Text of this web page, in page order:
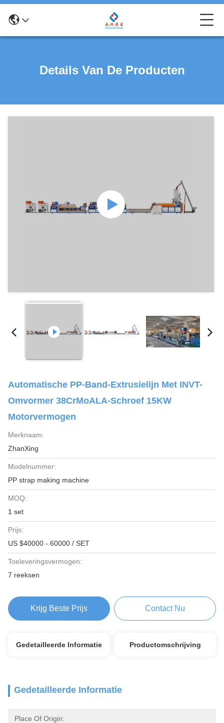
Details Van De Producten
Automatische PP-Band-Extrusielijn Met INVT-
Omvormer 38CrMoALA-Schroef 15KW
Motorvermogen
Merknaam:
ZhanXing
Modelnummer:
PP strap making machine
MOQ:
1 set
Prijs:
US $40000 - 60000 / SET
Toeleveringsvermogen:
7 reeksen
Krijg Beste Prijs Contact Nu
Gedetailleerde Informatie Productomschrijving
Gedetailleerde Informatie
Place Of Origin: